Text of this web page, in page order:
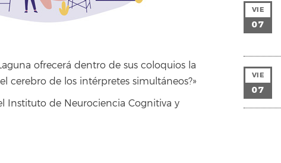
ofrecerá dentro de sus coloquios la
cerebro de los intérpretes simultáneos?»
Instituto de Neurociencia Cognitiva y
VIE
07
VIE
07